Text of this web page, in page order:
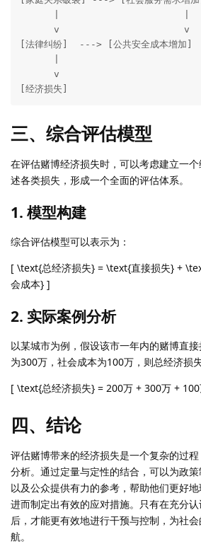
      v                      v
[法律纠纷]  ---> [公共安全成本增加]
      v
[经济损失]
三、综合评估模型
在评估赌博经济损失时，可以考虑建立一
述各类损失，形成一个全面的评估体系。
1. 模型构建
综合评估模型可以表示为：
[ \text{总经济损失} = \text{直接损失} +
会成本} ]
2. 实际案例分析
以某城市为例，假设该市一年内的赌博直
为300万，社会成本为100万，则总经济损
[ \text{总经济损失} = 200万 + 300万 +
四、结论
评估赌博带来的经济损失是一个复杂的过
分析。通过定量与定性的结合，可以为政
以及公众提供有力的参考，帮助他们更好地
进而制定出有效的应对措施。只有在充分
后，才能更有效地进行干预与控制，为社
航。